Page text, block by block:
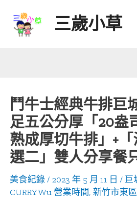
content
三歲小草
鬥牛士經典牛排巨
足五公分厚「20盎
熟成厚切牛排」+
選二」雙人分享餐
美食紀錄/ 2023 年 5 月 11 日 / 巨
CURRY Wu 營業時間, 新竹市東